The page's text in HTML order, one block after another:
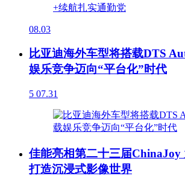
08.03
比亚迪海外车型将搭载DTS
娱乐竞争迈向“平台化”时代
5 07.31
佳能亮相第二十三届ChinaJoy
打造沉浸式影像世界